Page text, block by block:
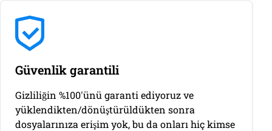
Güvenlik garantili
Gizliliğin %100'ünü garanti ediyoruz ve
yüklendikten/dönüştürüldükten sonra
dosyalarınıza erişim yok, bu da onları hiç kimse